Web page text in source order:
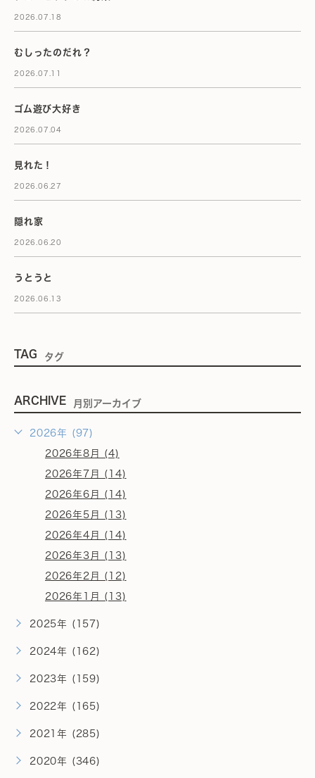
2026.07.18
むしったのだれ？
2026.07.11
ゴム遊び大好き
2026.07.04
見れた！
2026.06.27
隠れ家
2026.06.20
うとうと
2026.06.13
TAG タグ
ARCHIVE 月別アーカイブ
2026年 (97)
2026年8月 (4)
2026年7月 (14)
2026年6月 (14)
2026年5月 (13)
2026年4月 (14)
2026年3月 (13)
2026年2月 (12)
2026年1月 (13)
2025年 (157)
2024年 (162)
2023年 (159)
2022年 (165)
2021年 (285)
2020年 (346)